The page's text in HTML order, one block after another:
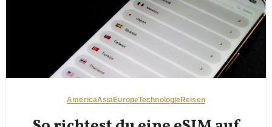
AmericaAsiaEuropeTechnologieReisen